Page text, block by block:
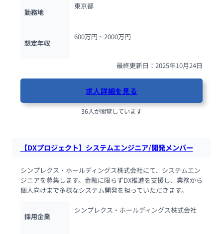
勤務地
東京都
想定年収
600万円 ~ 2000万円
最終更新日：2025年10月24日
求人詳細を見る
36人が閲覧しています
【DXプロジェクト】システムエンジニア/開発メンバー
シンプレクス・ホールディングス株式会社にて、システムエン
ジニアを募集します。金融に限らずDX推進を支援し、業務から
個人向けまで多様なシステム開発を担っていただきます。
採用企業
シンプレクス・ホールディングス株式会社